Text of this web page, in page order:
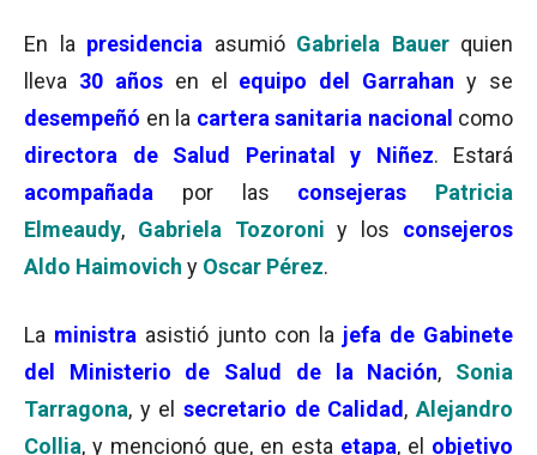
En la presidencia asumió Gabriela Bauerquien
lleva 30 añosen el equipo del Garrahan y se
desempeñó en la cartera sanitaria nacional como
directora de Salud Perinatal y Niñez. Estará
acompañada por las consejeras
Patricia
Elmeaudy, Gabriela Tozoroni y los consejeros
Aldo Haimovich y Oscar Pérez.
La ministra asistió junto con la jefa de Gabinete
del Ministerio de Salud de la Nación, Sonia
Tarragona, y el secretario de Calidad ,Alejandro
Collia, y mencionó que, en esta etapa, el objetivo